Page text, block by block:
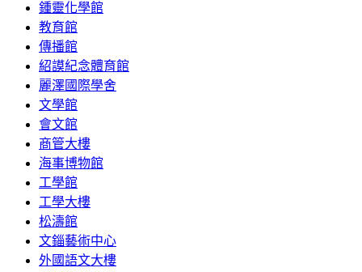
鍾靈化學館
教育館
傳播館
紹謨紀念體育館
麗澤國際學舍
文學館
會文館
商管大樓
海事博物館
工學館
工學大樓
松濤館
文錙藝術中心
外國語文大樓